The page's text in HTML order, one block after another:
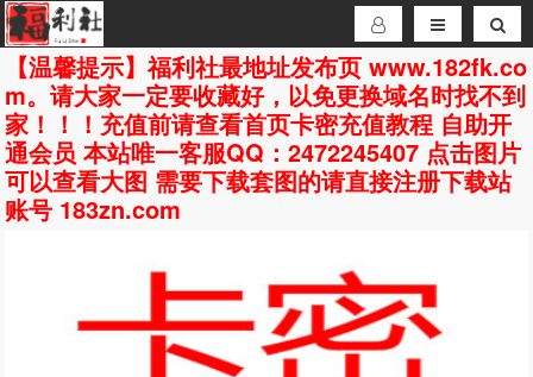
【温馨提示】福利社最地址发布页 www.182fk.co
m。请大家一定要收藏好，以免更换域名时找不到
家！！！充值前请查看首页卡密充值教程 自助开
通会员 本站唯一客服QQ：2472245407 点击图片
可以查看大图 需要下载套图的请直接注册下载站
账号 183zn.com